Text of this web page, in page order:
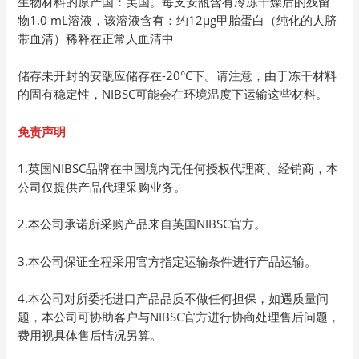
物1.0 mL溶液，该溶液含有：约12µg甲胎蛋白（纯化的人脐
带血清）稀释在正常人血清中
储存未开封的安瓿应储存在-20°C下。请注意，由于冻干材料
的固有稳定性，NIBSC可能会在环境温度下运输这些材料。
免责声明
1.英国NIBSC品牌在中国境内无任何授权代理商、经销商，本
公司仅提供产品代理采购业务。
2.本公司承诺所采购产品来自英国NIBSC官方。
3.本公司保证全程采用官方指定运输条件进行产品运输。
4.本公司对所委托进口产品品质不做任何担保，如遇质量问
题，本公司可协助客户与NIBSC官方进行协商处理售后问题，
费用视具体售后情况另算。